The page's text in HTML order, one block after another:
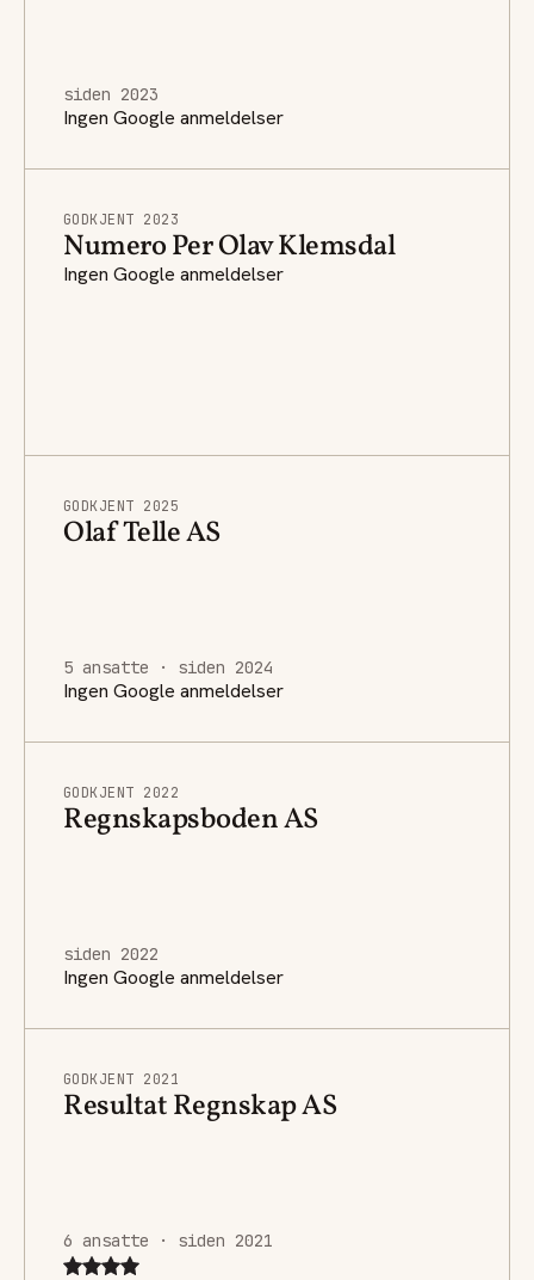
siden 2023
Ingen Google anmeldelser
GODKJENT 2023
Numero Per Olav Klemsdal
Ingen Google anmeldelser
GODKJENT 2025
Olaf Telle AS
5 ansatte · siden 2024
Ingen Google anmeldelser
GODKJENT 2022
Regnskapsboden AS
siden 2022
Ingen Google anmeldelser
GODKJENT 2021
Resultat Regnskap AS
6 ansatte · siden 2021